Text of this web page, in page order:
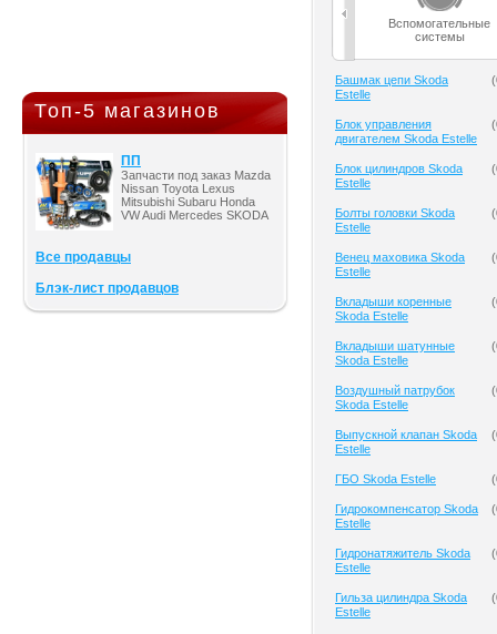
Топ-5 магазинов
ПП
Запчасти под заказ Mazda
Nissan Toyota Lexus
Mitsubishi Subaru Honda
VW Audi Mercedes SKODA
Все продавцы
Блэк-лист продавцов
Вспомогательные
системы
Башмак цепи Skoda
Estelle
(
Блок управления
двигателем Skoda Estelle
(
Блок цилиндров Skoda
Estelle
(
Болты головки Skoda
Estelle
(
Венец маховика Skoda
Estelle
(
Вкладыши коренные
Skoda Estelle
(
Вкладыши шатунные
Skoda Estelle
(
Воздушный патрубок
Skoda Estelle
(
Выпускной клапан Skoda
Estelle
(
ГБО Skoda Estelle (
Гидрокомпенсатор Skoda
Estelle
(
Гидронатяжитель Skoda
Estelle
(
Гильза цилиндра Skoda
Estelle
(